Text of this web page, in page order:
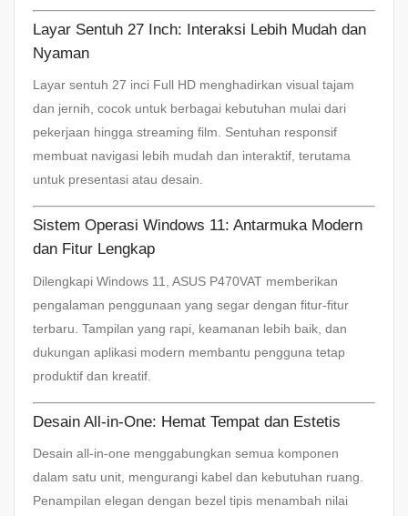
Layar Sentuh 27 Inch: Interaksi Lebih Mudah dan
Nyaman
Layar sentuh 27 inci Full HD menghadirkan visual tajam
dan jernih, cocok untuk berbagai kebutuhan mulai dari
pekerjaan hingga streaming film. Sentuhan responsif
membuat navigasi lebih mudah dan interaktif, terutama
untuk presentasi atau desain.
Sistem Operasi Windows 11: Antarmuka Modern
dan Fitur Lengkap
Dilengkapi Windows 11, ASUS P470VAT memberikan
pengalaman penggunaan yang segar dengan fitur-fitur
terbaru. Tampilan yang rapi, keamanan lebih baik, dan
dukungan aplikasi modern membantu pengguna tetap
produktif dan kreatif.
Desain All-in-One: Hemat Tempat dan Estetis
Desain all-in-one menggabungkan semua komponen
dalam satu unit, mengurangi kabel dan kebutuhan ruang.
Penampilan elegan dengan bezel tipis menambah nilai